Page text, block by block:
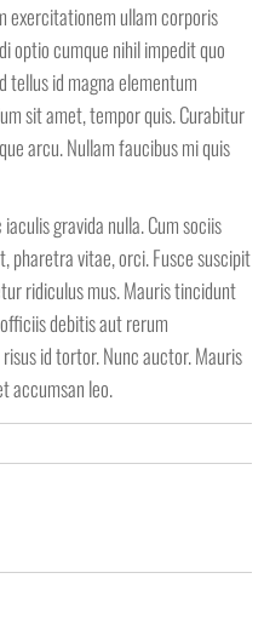
exercitationem ullam corporis
optio cumque nihil impedit quo
tellus id magna elementum
sit amet, tempor quis. Curabitur
arcu. Nullam faucibus mi quis
gravida nulla. Cum sociis
pharetra vitae, orci. Fusce suscipit
ridiculus mus. Mauris tincidunt
debitis aut rerum
id tortor. Nunc auctor. Mauris
accumsan leo.